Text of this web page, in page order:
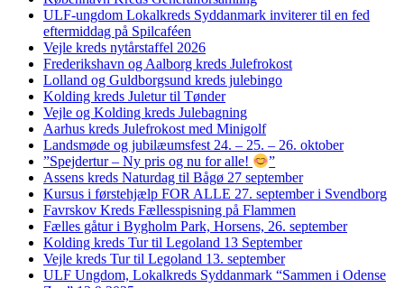
ULF-ungdom Lokalkreds Syddanmark inviterer til en fed
eftermiddag på Spilcaféen
Vejle kreds nytårstaffel 2026
Frederikshavn og Aalborg kreds Julefrokost
Lolland og Guldborgsund kreds julebingo
Kolding kreds Juletur til Tønder
Vejle og Kolding kreds Julebagning
Aarhus kreds Julefrokost med Minigolf
Landsmøde og jubilæumsfest 24. – 25. – 26. oktober
”Spejdertur – Ny pris og nu for alle!
”
Assens kreds Naturdag til Bågø 27 september
Kursus i førstehjælp FOR ALLE 27. september i Svendborg
Favrskov Kreds Fællesspisning på Flammen
Fælles gåtur i Bygholm Park, Horsens, 26. september
Kolding kreds Tur til Legoland 13 September
Vejle kreds Tur til Legoland 13. september
ULF Ungdom, Lokalkreds Syddanmark “Sammen i Odense